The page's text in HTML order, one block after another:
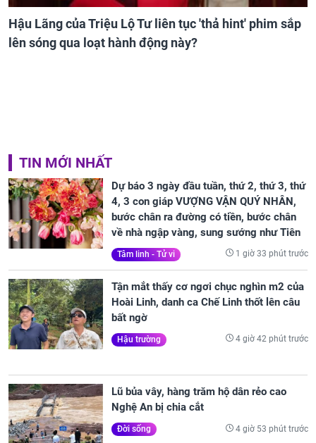
Hậu Lãng của Triệu Lộ Tư liên tục 'thả hint' phim sắp
lên sóng qua loạt hành động này?
TIN MỚI NHẤT
Dự báo 3 ngày đầu tuần, thứ 2, thứ 3, thứ
4, 3 con giáp VƯỢNG VẬN QUÝ NHÂN,
bước chân ra đường có tiền, bước chân
về nhà ngập vàng, sung sướng như Tiên
Tâm linh - Tử vi 1 giờ 33 phút trước
Tận mắt thấy cơ ngơi chục nghìn m2 của
Hoài Linh, danh ca Chế Linh thốt lên câu
bất ngờ
Hậu trường 4 giờ 42 phút trước
Lũ bủa vây, hàng trăm hộ dân rẻo cao
Nghệ An bị chia cắt
Đời sống 4 giờ 53 phút trước